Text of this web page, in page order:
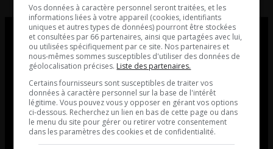
Vos données à caractère personnel seront traitées, et les
informations liées à votre appareil (cookies, identifiants
uniques et autres types de données) pourront être stockées
et consultées par 66 partenaires, ainsi que partagées avec lui,
ou utilisées spécifiquement par ce site. Nos partenaires et
nous-mêmes sommes susceptibles d'utiliser des données de
géolocalisation précises. Liste des partenaires.
Certains fournisseurs sont susceptibles de traiter vos
données à caractère personnel sur la base de l'intérêt
légitime. Vous pouvez vous y opposer en gérant vos options
ci-dessous. Recherchez un lien en bas de cette page ou dans
le menu du site pour gérer ou retirer votre consentement
dans les paramètres des cookies et de confidentialité.